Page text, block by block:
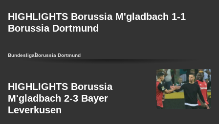
HIGHLIGHTS Borussia M'gladbach 1-1
Borussia Dortmund
BundesligaBorussia Dortmund
HIGHLIGHTS Borussia
M'gladbach 2-3 Bayer
Leverkusen